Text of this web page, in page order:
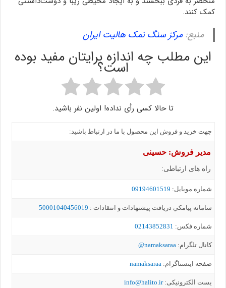
کمک کنند.
منبع:مرکز سنگ نمک هالیت ایران
این مطلب چه اندازه برایتان مفید بوده
است؟
تا حالا کسی رأی نداده! اولین نفر باشید.
جهت خرید و فروش این محصول با ما در ارتباط باشید:
مدیر فروش: حسینی
راه های ارتباطی:
شماره موبايل: 09194601519
سامانه پيامکي دریافت پیشنهادات و انتقادات : 50001040456019
شماره فکس: 02143852831
کانال تلگرام: namaksaraa@
صفحه اینستاگرام: namaksaraa
یست الکترونیکی:info@halito.ir